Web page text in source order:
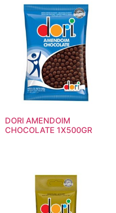
DORI AMENDOIM
CHOCOLATE 1X500GR